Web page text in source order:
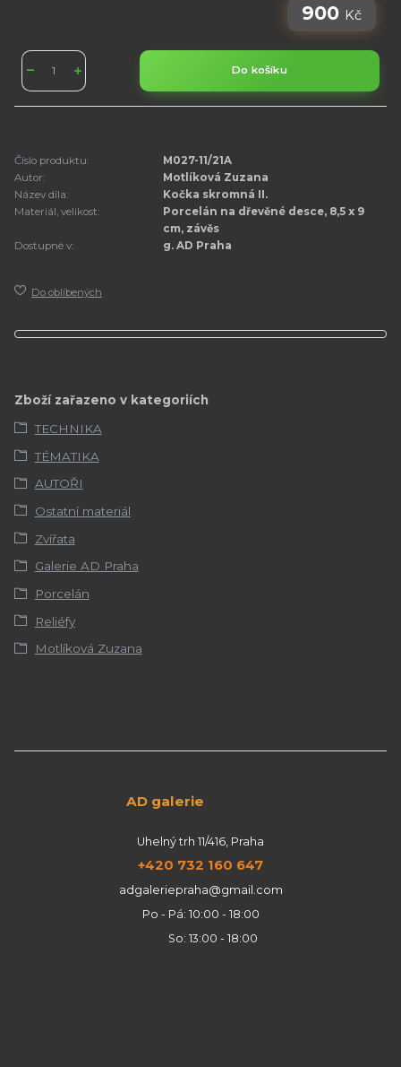
900 Kč
Do košíku
Číslo produktu:
M027-11/21A
Autor:
Motlíková Zuzana
Název díla:
Kočka skromná II.
Materiál, velikost:
Porcelán na dřevěné desce, 8,5 x 9
cm, závěs
Dostupné v:
g. AD Praha
Do oblíbených
Zboží zařazeno v kategoriích
TECHNIKA
TÉMATIKA
AUTOŘI
Ostatní materiál
Zvířata
Galerie AD Praha
Porcelán
Reliéfy
Motlíková Zuzana
AD galerie
Uhelný trh 11/416, Praha
+420 732 160 647
adgaleriepraha@gmail.com
Po - Pá: 10:00 - 18:00
So: 13:00 - 18:00